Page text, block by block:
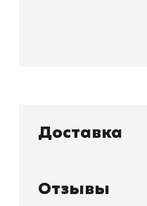
Доставка
Отзывы